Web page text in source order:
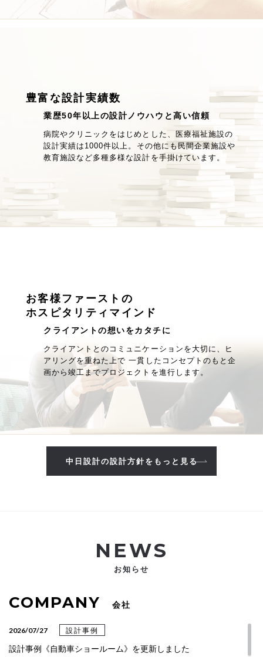
豊富な設計実績数
業歴50年以上の設計ノウハウと高い信頼
病院やクリニックをはじめとした、医療福祉施設の
設計実績は1000件以上。その他にも民間企業施設や
教育施設など多種多様な設計を手掛けています。
お客様ファーストの
ホスピタリティマインド
クライアントの想いをカタチに
クライアントとのコミュニケーションを大切に、ヒ
アリングを重ねた上で 一貫したコンセプトのもと企
画から竣工までプロジェクトを進行します。
中日設計の設計方針をもっと見る
NEWS
お知らせ
COMPANY 会社
2026/07/27 設計事例
設計事例《自動車ショールーム》を更新しました